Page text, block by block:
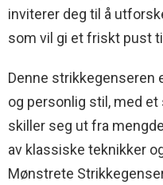
inviterer deg til å
som vil gi et friskt pust
Denne strikkegenseren
og personlig stil, med
skiller seg ut fra
av klassiske teknikker
Mønstrete